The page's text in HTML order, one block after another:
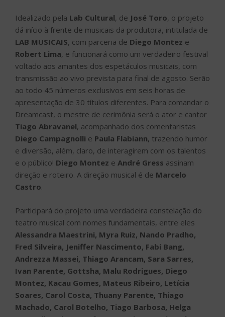
Idealizado pela Lab Cultural, de José Toro, o projeto
dá início à frente de musicais da produtora, intitulada de
LAB MUSICAIS, com parceria de Diego Montez e
Robert Lima, e funcionará como um verdadeiro festival
voltado aos amantes dos espetáculos musicais, com
transmissão ao vivo prevista para final de agosto. Serão
ao todo 45 números exclusivos em seis horas de
apresentação de 30 títulos diferentes. Para comandar o
Dreamcast, o mestre de cerimônia será o ator e cantor
Tiago Abravanel, acompanhado dos comentaristas
Diego Campagnolli e Paula Flabiann, trazendo humor
e diversão, além, claro, de interagirem com os talentos
e o público! Diego Montez e André Gress assinam
direção e roteiro. A direção musical é de Marcelo
Castro.
Participará do projeto uma verdadeira constelação do
teatro musical com nomes fundamentais, entre eles
Alessandra Maestrini, Myra Ruiz, Nando Pradho,
Fred Silveira, Jeniffer Nascimento, Fabi Bang,
Andrezza Massei, Thiago Arancam, Sara Sarres,
Ivan Parente, Gottsha, Malu Rodrigues, Diego
Montez, Kacau Gomes, Mateus Ribeiro, Letícia
Soares, Carol Costa, Thuany Parente, Thiago
Machado, Carol Botelho, Tiago Barbosa, Helga